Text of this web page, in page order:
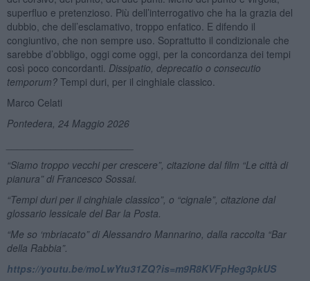
superfluo e pretenzioso. Più dell’interrogativo che ha la grazia del
dubbio, che dell’esclamativo, troppo enfatico. E difendo il
congiuntivo, che non sempre uso. Soprattutto il condizionale che
sarebbe d’obbligo, oggi come oggi, per la concordanza dei tempi
così poco concordanti. Dissipatio, deprecatio o consecutio
temporum?Tempi duri, per il cinghiale classico.
Marco Celati
Pontedera, 24 Maggio 2026
“Siamo troppo vecchi per crescere”, citazione dal film “Le città di
pianura” di Francesco Sossai.
“Tempi duri per il cinghiale classico”, o “cignale”, citazione dal
glossario lessicale del Bar la Posta.
“Me so ‘mbriacato” di Alessandro Mannarino, dalla raccolta “Bar
della Rabbia”.
https://youtu.be/moLwYtu31ZQ?is=m9R8KVFpHeg3pkUS